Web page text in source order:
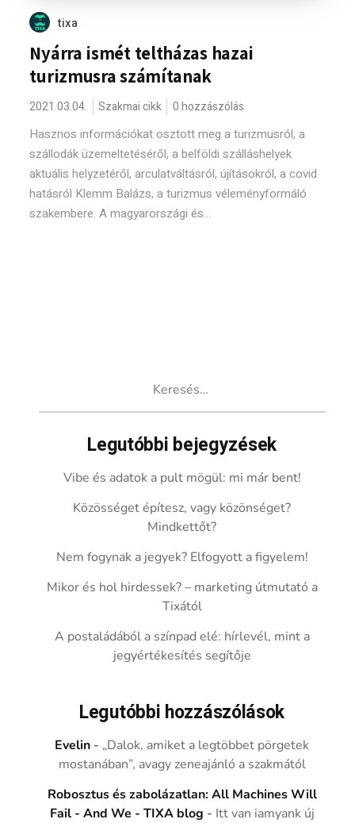
tixa
Nyárra ismét teltházas hazai
turizmusra számítanak
2021.03.04. Szakmai cikk 0 hozzászólás
Hasznos információkat osztott meg a turizmusról, a
szállodák üzemeltetéséről, a belföldi szálláshelyek
aktuális helyzetéről, arculatváltásról, újításokról, a covid
hatásról Klemm Balázs, a turizmus véleményformáló
szakembere. A magyarországi és...
Legutóbbi bejegyzések
Vibe és adatok a pult mögül: mi már bent!
Közösséget építesz, vagy közönséget?
Mindkettőt?
Nem fogynak a jegyek? Elfogyott a figyelem!
Mikor és hol hirdessek? – marketing útmutató a
Tixától
A postaládából a színpad elé: hírlevél, mint a
jegyértékesítés segítője
Legutóbbi hozzászólások
Evelin - „Dalok, amiket a legtöbbet pörgetek
mostanában”, avagy zeneajánló a szakmától
Robosztus és zabolázatlan: All Machines Will
Fail - And We - TIXA blog - Itt van iamyank új